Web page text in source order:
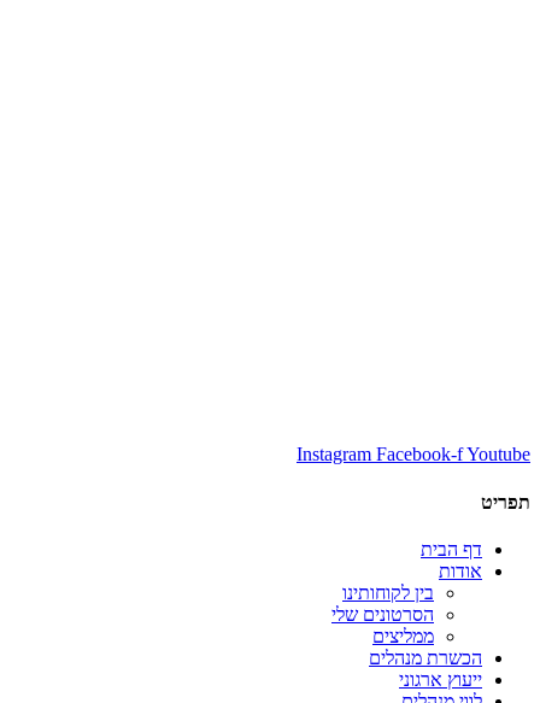
Instagram Facebook-fYoutube
תפריט
דף הבית
אודות
בין לקוחותינו
הסרטונים שלי
ממליצים
הכשרת מנהלים
ייעוץ ארגוני